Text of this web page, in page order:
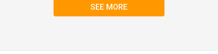
SEE MORE